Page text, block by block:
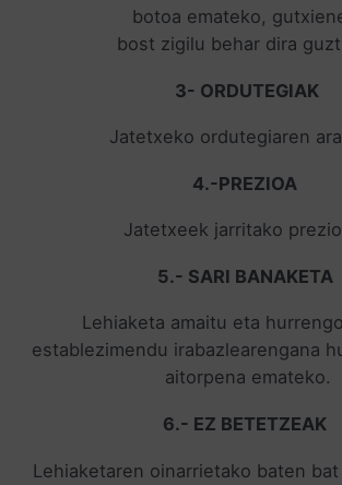
botoa emateko,
bost zigilu behar dira
3- ORDUTEGIAK
Jatetxeko ordutegiaren
4.-PREZIOA
Jatetxeek jarritako
5.- SARI BANAKETA
Lehiaketa amaitu eta
establezimendu irabazlearengana
aitorpena emateko.
6.- EZ BETETZEAK
Lehiaketaren oinarrietako baten